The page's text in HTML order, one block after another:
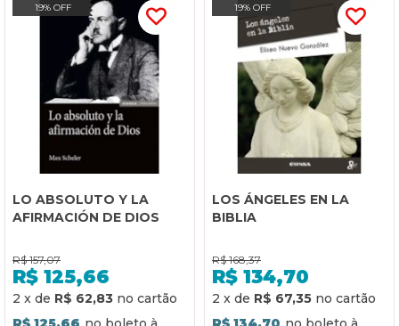
19% OFF
LO ABSOLUTO Y LA
AFIRMACIÓN DE DIOS
R$ 157,07
R$ 125,66
2 x de R$ 62,83
19% OFF
LOS ÁNGELES EN LA
BIBLIA
R$ 168,37
R$ 134,70
2 x de R$ 67,35